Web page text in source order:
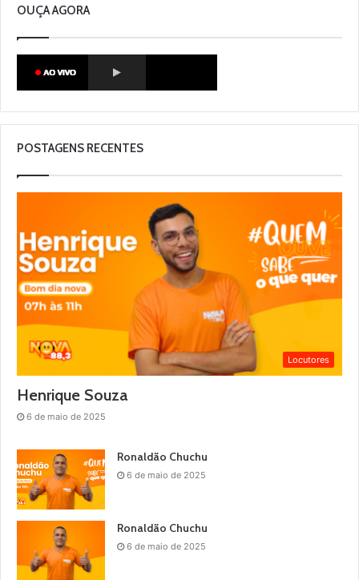
OUÇA AGORA
POSTAGENS RECENTES
Locutores
Henrique Souza
6 de maio de 2025
Ronaldão Chuchu
6 de maio de 2025
Ronaldão Chuchu
6 de maio de 2025